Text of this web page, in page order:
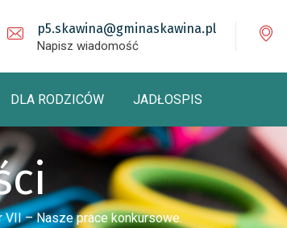
p5.skawina@gminaskawina.pl
Napisz wiadomość
DLA RODZICÓW JADŁOSPIS
VII – Nasze prace konkursowe.